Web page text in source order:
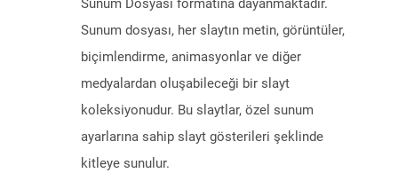
Sunum Dosyası formatına dayanmaktadır.
Sunum dosyası, her slaytın metin, görüntüler,
biçimlendirme, animasyonlar ve diğer
medyalardan oluşabileceği bir slayt
koleksiyonudur. Bu slaytlar, özel sunum
ayarlarına sahip slayt gösterileri şeklinde
kitleye sunulur.